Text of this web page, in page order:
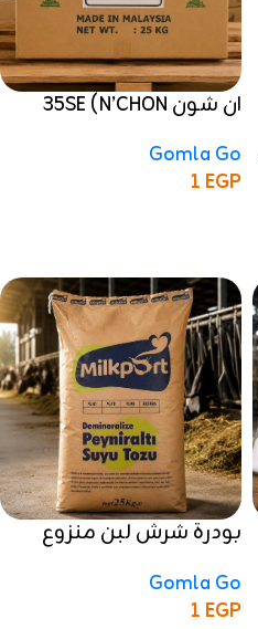
ان شون 35SE (N’CHON
Gomla Go
1 EGP
بودرة شرش لبن منزوع
Gomla Go
1 EGP